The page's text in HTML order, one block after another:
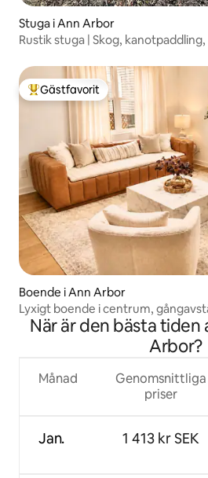
Stuga i Ann Arbor
Rustik stuga | Skog,
Populär gästfavorit
Gästfavorit
Boende i Ann Arbor
Lyxigt boende i centrum,
När är den bästa tiden
Arbor?
Månad
Jan.
Genomsnittliga
priser
1 413 kr SEK